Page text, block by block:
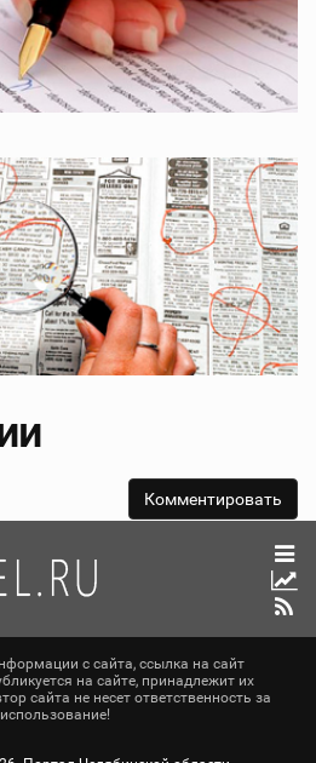
с сайта, ссылка на сайт
на сайте, принадлежит их
сайта не несет ответственность за